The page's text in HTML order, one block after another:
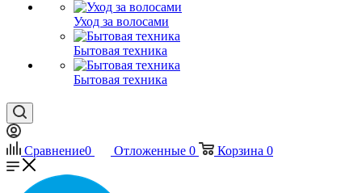
Уход за волосами
Бытовая техника
Бытовая техника
Сравнение0 Отложенные 0 Корзина 0